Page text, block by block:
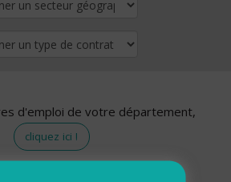
d'emploi de votre département,
cliquez ici !